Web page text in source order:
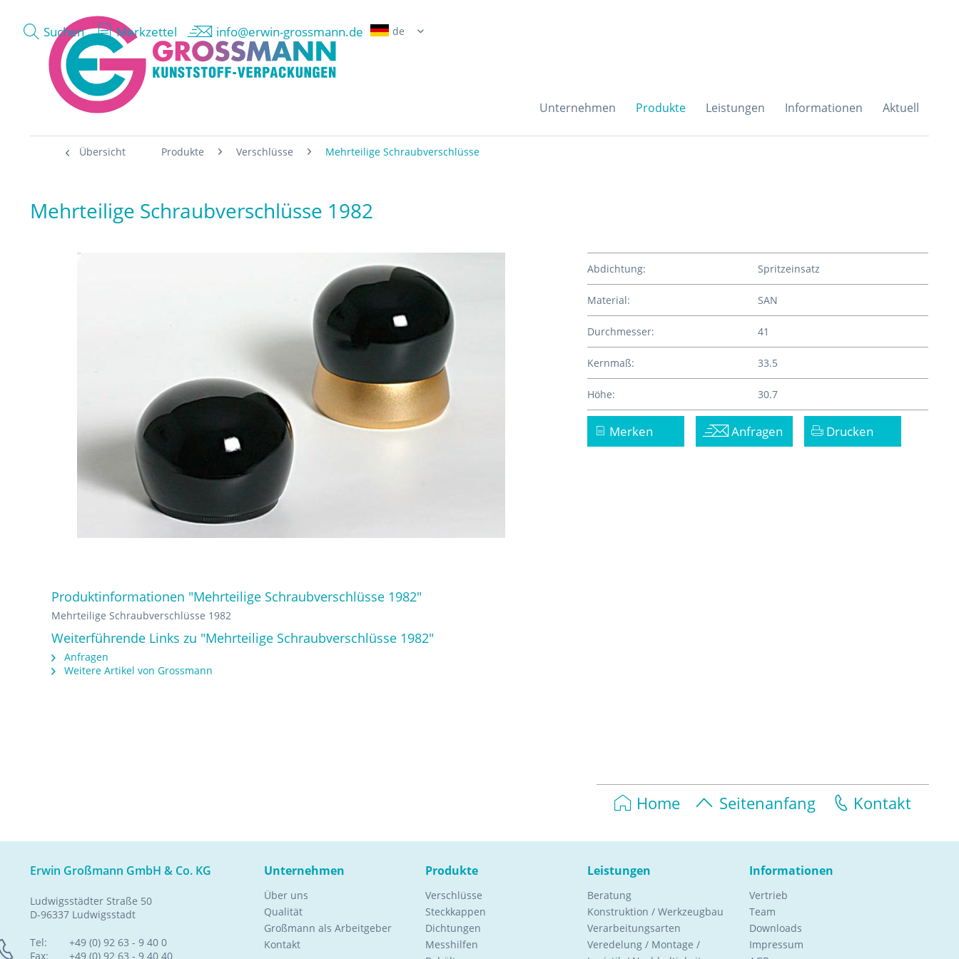
Suchen Merkzettel info@erwin-grossmann.de
Unternehmen Produkte Leistungen Informationen Aktuell
Übersicht Produkte Verschlüsse Mehrteilige Schraubverschlüsse
Mehrteilige Schraubverschlüsse 1982
Produktinformationen "Mehrteilige Schraubverschlüsse 1982"
Mehrteilige Schraubverschlüsse 1982
Weiterführende Links zu "Mehrteilige Schraubverschlüsse 1982"
Anfragen
Weitere Artikel von Grossmann
Abdichtung: Spritzeinsatz
Material: SAN
Durchmesser: 41
Kernmaß: 33.5
Höhe: 30.7
Merken Anfragen Drucken
Home Seitenanfang Kontakt
Erwin Großmann GmbH & Co. KG
Ludwigsstädter Straße 50
D-96337 Ludwigsstadt
Tel:
Fax:
+49 (0) 92 63 - 9 40 0
+49 (0) 92 63 - 9 40 40
Unternehmen
Über uns
Qualität
Großmann als Arbeitgeber
Kontakt
Produkte
Verschlüsse
Steckkappen
Dichtungen
Messhilfen
Leistungen
Beratung
Konstruktion / Werkzeugbau
Verarbeitungsarten
Veredelung / Montage /
Informationen
Vertrieb
Team
Downloads
Impressum